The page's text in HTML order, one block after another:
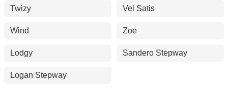
Twizy Vel Satis
Wind Zoe
Lodgy Sandero Stepway
Logan Stepway